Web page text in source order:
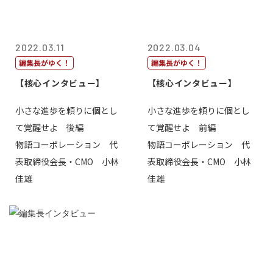
2022.03.11
編集長がゆく！
【核心インタビュー】
小さな進歩を頼りに個とし
て覚醒せよ 後編
物語コーポレーション 代
表取締役会長・CMO 小林
佳雄
2022.03.04
編集長がゆく！
【核心インタビュー】
小さな進歩を頼りに個とし
て覚醒せよ 前編
物語コーポレーション 代
表取締役会長・CMO 小林
佳雄